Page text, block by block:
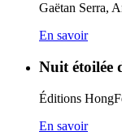
Gaëtan Serra,
En savoir
Nuit étoilée
Éditions
En savoir